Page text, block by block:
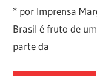
* por Imprensa
Brasil é fruto de
parte da